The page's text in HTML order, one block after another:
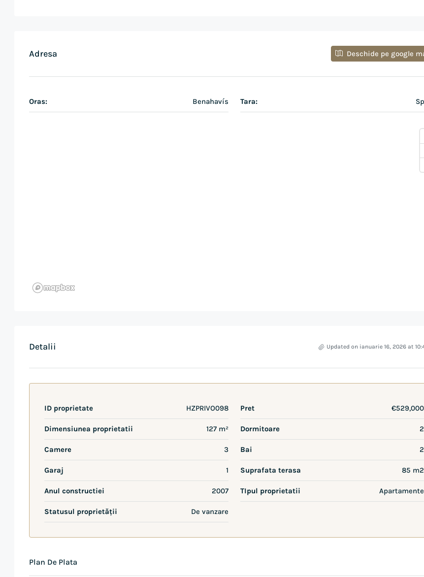
Adresa Deschide pe google
Oras: Benahavís Tara:
Detalii Updated on ianuarie 16, 2026 at
ID proprietate HZPRIVO098 Pret €529,000
Dimensiunea proprietatii 127 m² Dormitoare 2
Camere 3 Bai 2
Garaj 1 Suprafata terasa 85 m2
Anul constructiei 2007 TIpul proprietatii Apartamente
Statusul proprietății De vanzare
Plan De Plata